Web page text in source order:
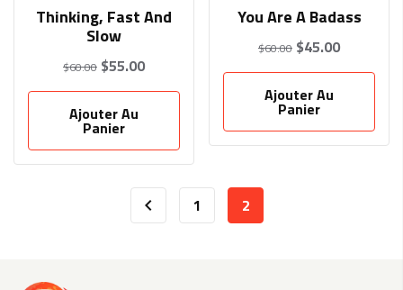
Thinking, Fast And
Slow
$60.00 $55.00
Ajouter Au
Panier
You Are A Badass
$60.00 $45.00
Ajouter Au
Panier
1 2